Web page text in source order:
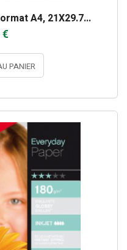
A4, 21X29.7...
PANIER